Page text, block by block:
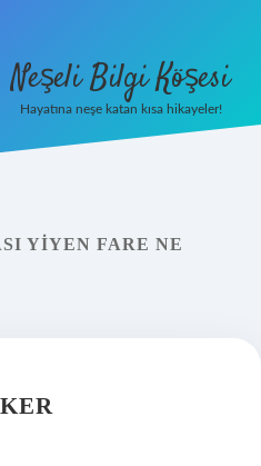
Neşeli Bilgi Köşesi
Hayatına neşe katan kısa hikayeler!
YIYEN FARE NE